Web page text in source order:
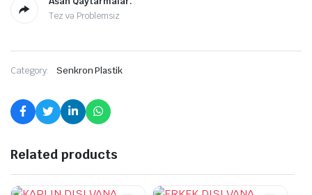
Tez və Problemsiz
Category: Senkron Plastik
Related products